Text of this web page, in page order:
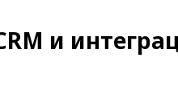
и